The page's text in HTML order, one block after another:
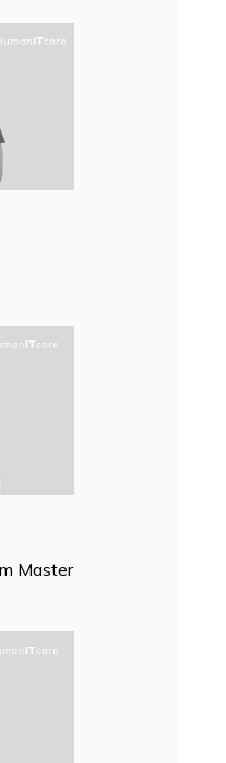
Master